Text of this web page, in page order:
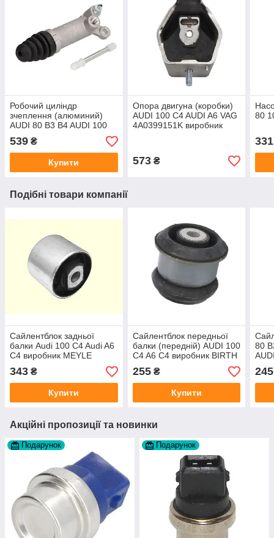
Робочий циліндр
зчеплення (алюминий)
AUDI 80 B3 B4 AUDI 100
C3 с 88 AUDI 100 C4 A6
539 ₴
Купити
Опора двигуна (коробки)
AUDI 100 C4 AUDI A6 VAG
4A0399151K виробник
573₴
80
331
Подібні товари компанії
Сайлентблок задньої
балки Audi 100 C4 Audi A6
C4 виробник MEYLE
343 ₴
Купити
Сайлентблок передньої
балки (передній) AUDI 100
C4 A6 C4 виробник BIRTH
255₴
Купити
80
245
Акційні пропозиції та новинки
Подарунок Подарунок